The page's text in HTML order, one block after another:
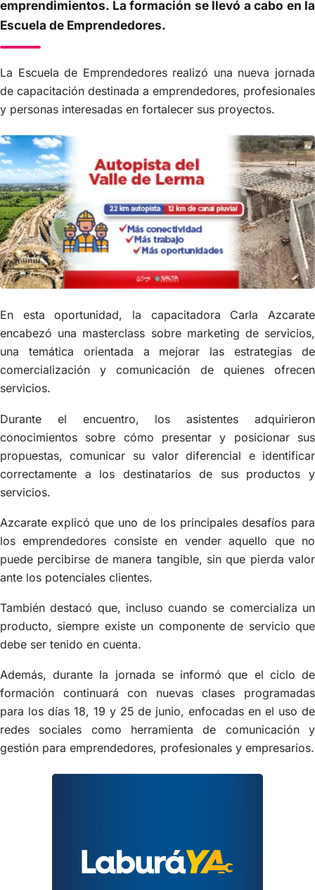
emprendimientos. La formación se llevó a cabo en la
Escuela de Emprendedores.
La Escuela de Emprendedores realizó una nueva jornada
de capacitación destinada a emprendedores, profesionales
y personas interesadas en fortalecer sus proyectos.
En esta oportunidad, la capacitadora Carla Azcarate
encabezó una masterclass sobre marketing de servicios,
una temática orientada a mejorar las estrategias de
comercialización y comunicación de quienes ofrecen
servicios.
Durante el encuentro, los asistentes adquirieron
conocimientos sobre cómo presentar y posicionar sus
propuestas, comunicar su valor diferencial e identificar
correctamente a los destinatarios de sus productos y
servicios.
Azcarate explicó que uno de los principales desafíos para
los emprendedores consiste en vender aquello que no
puede percibirse de manera tangible, sin que pierda valor
ante los potenciales clientes.
También destacó que, incluso cuando se comercializa un
producto, siempre existe un componente de servicio que
debe ser tenido en cuenta.
Además, durante la jornada se informó que el ciclo de
formación continuará con nuevas clases programadas
para los días 18, 19 y 25 de junio, enfocadas en el uso de
redes sociales como herramienta de comunicación y
gestión para emprendedores, profesionales y empresarios.